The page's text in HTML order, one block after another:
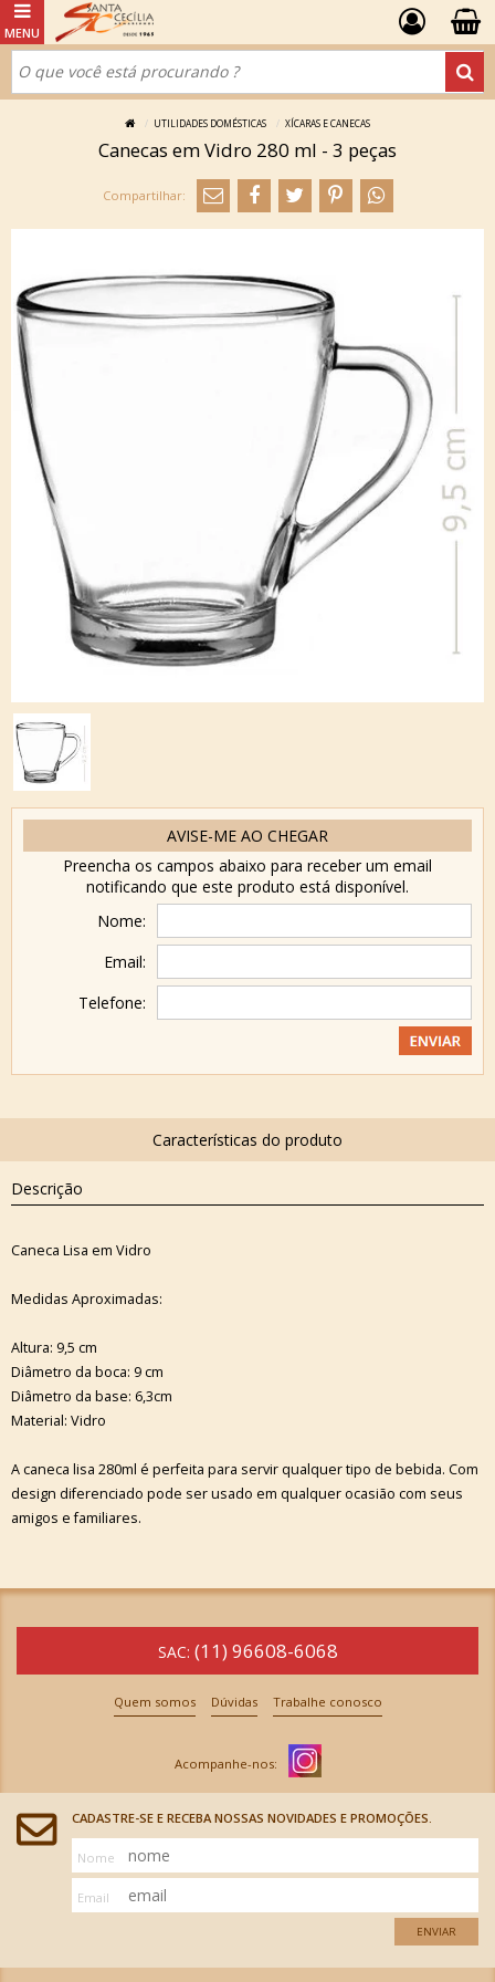
UTILIDADES DOMÉSTICAS XÍCARAS E CANECAS
Canecas em Vidro 280 ml - 3 peças
AVISE-ME AO CHEGAR
Preencha os campos abaixo para receber um email
notificando que este produto está disponível.
Nome:
Email:
Telefone:
Descrição
Caneca Lisa em Vidro
Medidas Aproximadas:
Altura: 9,5 cm
Diâmetro da boca: 9 cm
Diâmetro da base: 6,3cm
Material: Vidro
A caneca lisa 280ml é perfeita para servir qualquer tipo de bebida. Com
design diferenciado pode ser usado em qualquer ocasião com seus
amigos e familiares.
SAC: (11) 96608-6068
Quem somos Dúvidas Trabalhe conosco
CADASTRE-SE E RECEBA NOSSAS NOVIDADES E PROMOÇÕES.
Nome
Email
ENVIAR